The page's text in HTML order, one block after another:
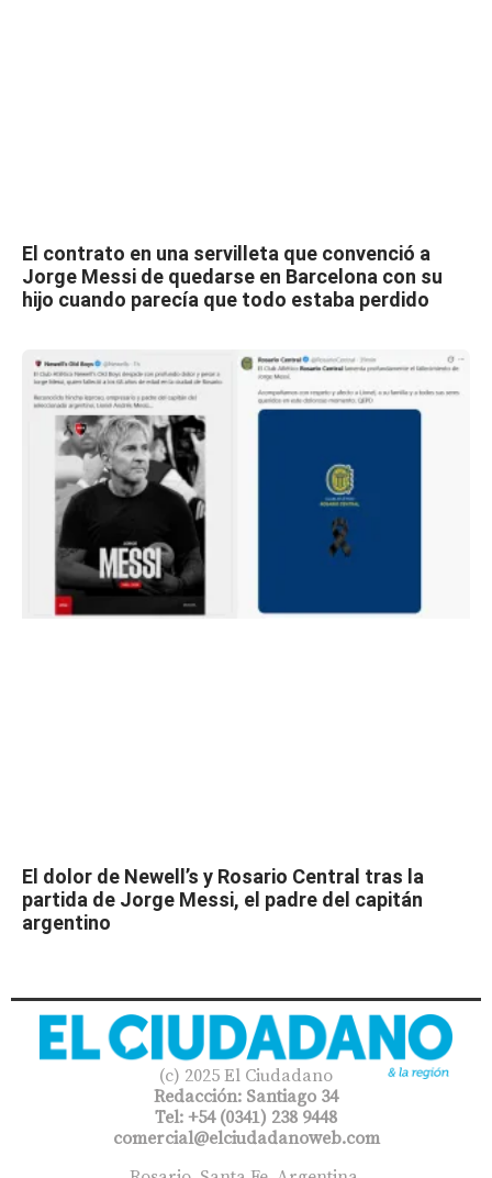
El contrato en una servilleta que convenció a
Jorge Messi de quedarse en Barcelona con su
hijo cuando parecía que todo estaba perdido
El dolor de Newell’s y Rosario Central tras la
partida de Jorge Messi, el padre del capitán
argentino
(c) 2025 El Ciudadano
Redacción: Santiago 34
Tel: +54 (0341) 238 9448
comercial@elciudadanoweb.com​